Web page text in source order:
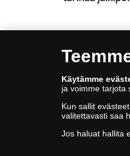
Käytämme
ja voimme tarjota
Kun sallit
valitettavasti saa
Jos haluat hallita